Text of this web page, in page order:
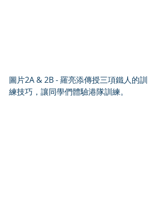
圖片2A & 2B - 羅亮添傳授三項鐵人的訓
練技巧，讓同學們體驗港隊訓練。